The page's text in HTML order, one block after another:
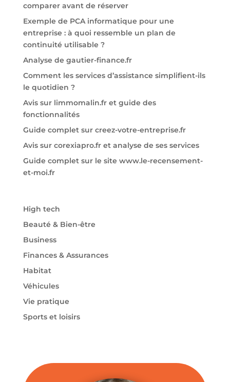
comparer avant de réserver
Exemple de PCA informatique pour une
entreprise : à quoi ressemble un plan de
continuité utilisable ?
Analyse de gautier-finance.fr
Comment les services d’assistance simplifient-ils
le quotidien ?
Avis sur limmomalin.fr et guide des
fonctionnalités
Guide complet sur creez-votre-entreprise.fr
Avis sur corexiapro.fr et analyse de ses services
Guide complet sur le site www.le-recensement-
et-moi.fr
High tech
Beauté & Bien-être
Business
Finances & Assurances
Habitat
Véhicules
Vie pratique
Sports et loisirs